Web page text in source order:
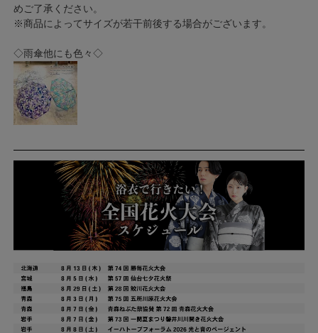
めご了承ください。
※商品によってサイズが若干前後する場合がございます。
◇雨傘他にも色々◇